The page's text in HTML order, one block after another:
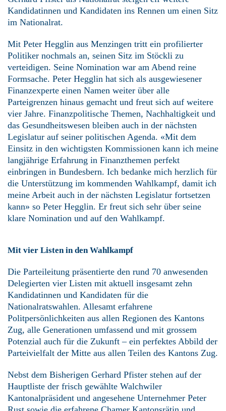
Kandidatinnen und Kandidaten ins Rennen um einen Sitz
im Nationalrat.
Mit Peter Hegglin aus Menzingen tritt ein profilierter
Politiker nochmals an, seinen Sitz im Stöckli zu
verteidigen. Seine Nomination war am Abend reine
Formsache. Peter Hegglin hat sich als ausgewiesener
Finanzexperte einen Namen weiter über alle
Parteigrenzen hinaus gemacht und freut sich auf weitere
vier Jahre. Finanzpolitische Themen, Nachhaltigkeit und
das Gesundheitswesen bleiben auch in der nächsten
Legislatur auf seiner politischen Agenda. «Mit dem
Einsitz in den wichtigsten Kommissionen kann ich meine
langjährige Erfahrung in Finanzthemen perfekt
einbringen in Bundesbern. Ich bedanke mich herzlich für
die Unterstützung im kommenden Wahlkampf, damit ich
meine Arbeit auch in der nächsten Legislatur fortsetzen
kann» so Peter Hegglin. Er freut sich sehr über seine
klare Nomination und auf den Wahlkampf.
Mit vier Listen in den Wahlkampf
Die Parteileitung präsentierte den rund 70 anwesenden
Delegierten vier Listen mit aktuell insgesamt zehn
Kandidatinnen und Kandidaten für die
Nationalratswahlen. Allesamt erfahrene
Politpersönlichkeiten aus allen Regionen des Kantons
Zug, alle Generationen umfassend und mit grossem
Potenzial auch für die Zukunft – ein perfektes Abbild der
Parteivielfalt der Mitte aus allen Teilen des Kantons Zug.
Nebst dem Bisherigen Gerhard Pfister stehen auf der
Hauptliste der frisch gewählte Walchwiler
Kantonalpräsident und angesehene Unternehmer Peter